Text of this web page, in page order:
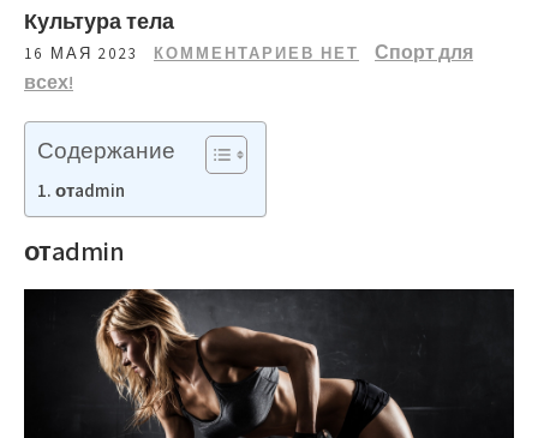
Культура тела
16 МАЯ 2023 КОММЕНТАРИЕВ НЕТ
Спорт для
всех!
Содержание
отadmin
отadmin